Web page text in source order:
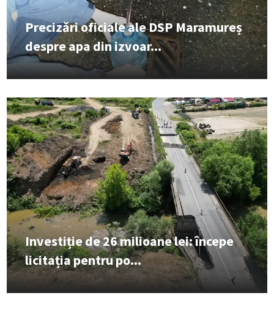
Precizări oficiale ale DSP Maramureș
despre apa din izvoar...
Investiție de 26 milioane lei: începe
licitația pentru po...